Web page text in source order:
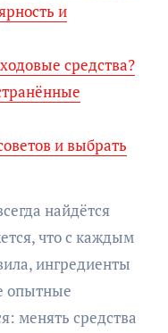
и
средства?
и выбрать
найдётся
что с каждым
ингредиенты
опытные
менять средства